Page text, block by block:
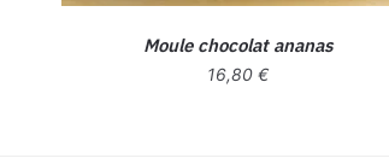
Moule chocolat ananas
16,80 €